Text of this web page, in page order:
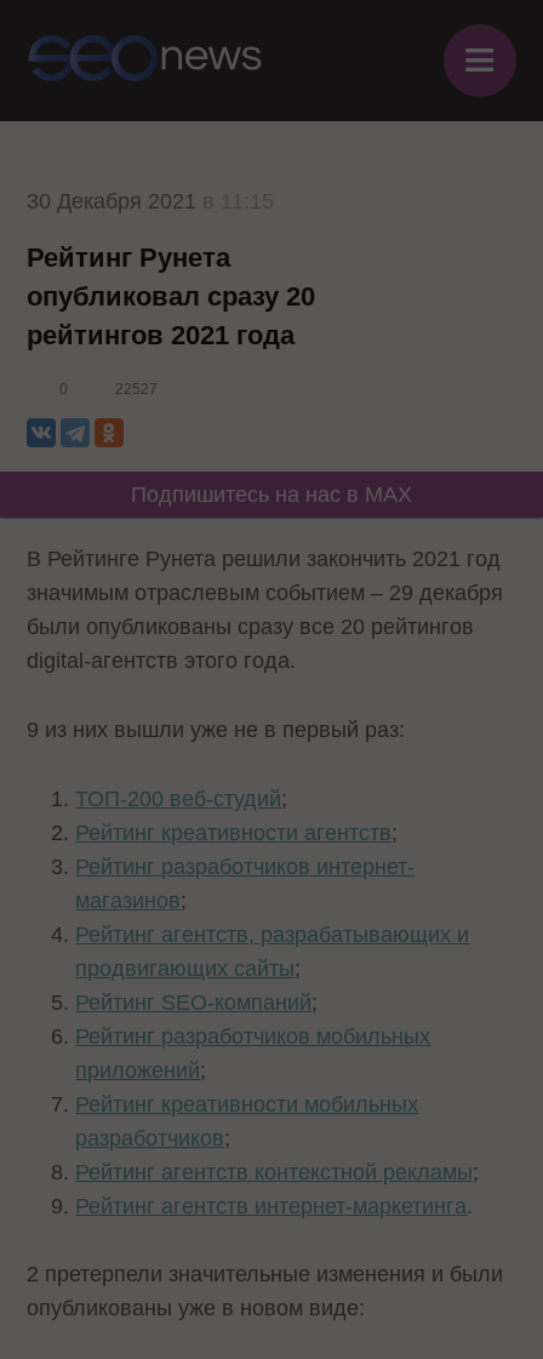
≡
30 Декабря 2021
Рейтинг Рунета
опубликовал сразу 20
рейтингов 2021 года
0 22527
Подпишитесь на нас в MAX
В Рейтинге Рунета решили закончить 2021 год
значимым отраслевым событием – 29 декабря
были опубликованы сразу все 20 рейтингов
digital-агентств этого года.
9 из них вышли уже не в первый раз:
ТОП-200 веб-студий;
Рейтинг креативности агентств;
Рейтинг разработчиков интернет-
магазинов;
Рейтинг агентств, разрабатывающих и
продвигающих сайты;
Рейтинг SEO-компаний;
Рейтинг разработчиков мобильных
приложений;
Рейтинг креативности мобильных
разработчиков;
Рейтинг агентств контекстной рекламы;
Рейтинг агентств интернет-маркетинга.
2 претерпели значительные изменения и были
опубликованы уже в новом виде: